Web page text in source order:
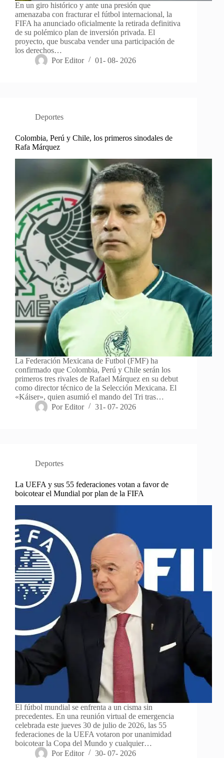
En un giro histórico y ante una presión que
amenazaba con fracturar el fútbol internacional, la
FIFA ha anunciado oficialmente la retirada definitiva
de su polémico plan de inversión privada. El
proyecto, que buscaba vender una participación de
los derechos…
Por Editor 01- 08- 2026
Deportes
Colombia, Perú y Chile, los primeros sinodales de
Rafa Márquez
La Federación Mexicana de Futbol (FMF) ha
confirmado que Colombia, Perú y Chile serán los
primeros tres rivales de Rafael Márquez en su debut
como director técnico de la Selección Mexicana. El
«Káiser», quien asumió el mando del Tri tras…
Por Editor 31- 07- 2026
Deportes
La UEFA y sus 55 federaciones votan a favor de
boicotear el Mundial por plan de la FIFA
El fútbol mundial se enfrenta a un cisma sin
precedentes. En una reunión virtual de emergencia
celebrada este jueves 30 de julio de 2026, las 55
federaciones de la UEFA votaron por unanimidad
boicotear la Copa del Mundo y cualquier…
Por Editor 30- 07- 2026